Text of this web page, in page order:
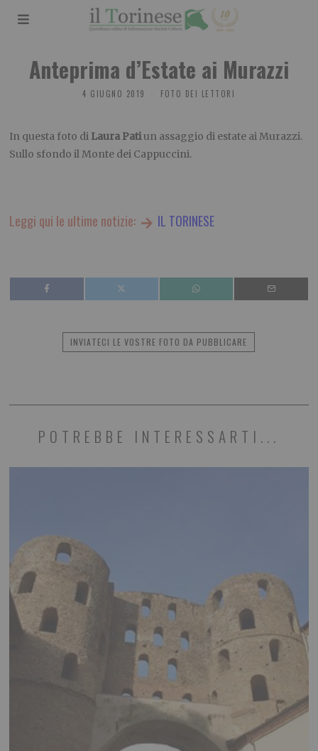
Anteprima d’Estate ai Murazzi
4 GIUGNO 2019 FOTO DEI LETTORI
In questa foto di Laura Patiun assaggio di estate ai Murazzi.
Sullo sfondo il Monte dei Cappuccini.
Leggi qui le ultime notizie: IL TORINESE
INVIATECI LE VOSTRE FOTO DA PUBBLICARE
POTREBBE INTERESSARTI...